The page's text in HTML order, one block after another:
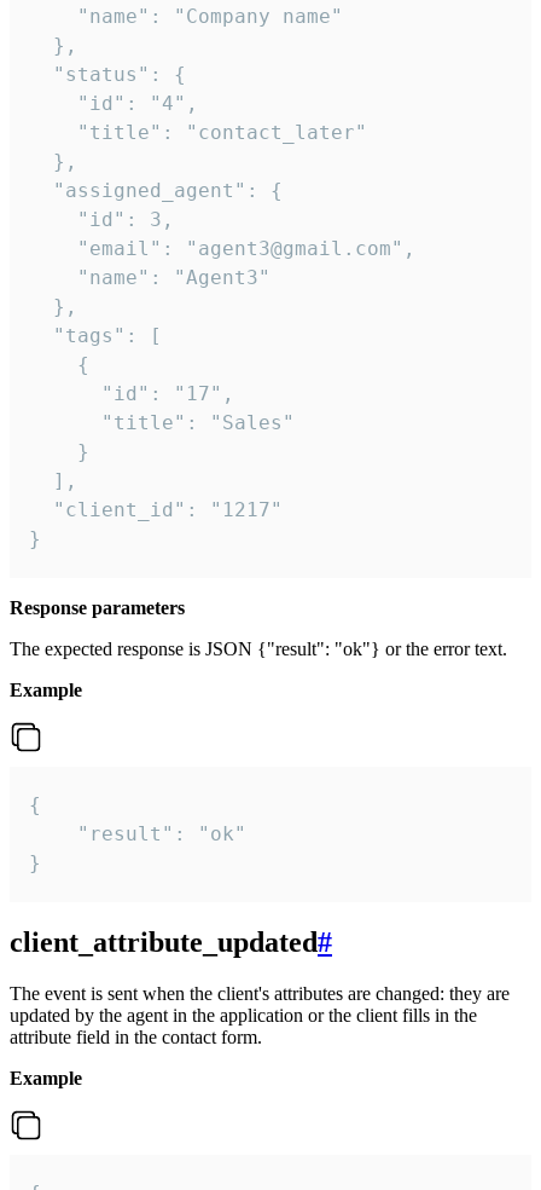
    "name": "Company name"
  },
  "status": {
    "id": "4",
    "title": "contact_later"
  },
  "assigned_agent": {
    "id": 3,
    "email": "agent3@gmail.com",
    "name": "Agent3"
  },
  "tags": [
    {
      "id": "17",
      "title": "Sales"
    }
  ],
  "client_id": "1217"
}
Response parameters
The expected response is JSON {"result": "ok"} or the error text.
Example
{
    "result": "ok"
}
client_attribute_updated#
The event is sent when the client's attributes are changed: they are
updated by the agent in the application or the client fills in the
attribute field in the contact form.
Example